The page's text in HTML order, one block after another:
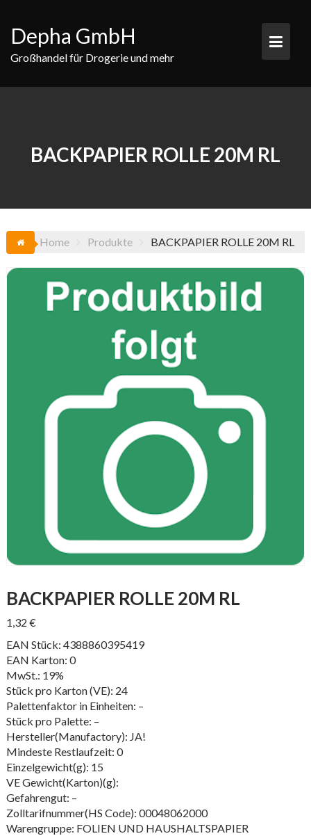
content
Depha GmbH
Großhandel für Drogerie und mehr
BACKPAPIER ROLLE 20M RL
Home Produkte BACKPAPIER ROLLE 20M RL
BACKPAPIER ROLLE 20M RL
1,32 €
EAN Stück: 4388860395419
EAN Karton: 0
MwSt.: 19%
Stück pro Karton (VE): 24
Palettenfaktor in Einheiten: –
Stück pro Palette: –
Hersteller(Manufactory): JA!
Mindeste Restlaufzeit: 0
Einzelgewicht(g): 15
VE Gewicht(Karton)(g):
Gefahrengut: –
Zolltarifnummer(HS Code): 00048062000
Warengruppe: FOLIEN UND HAUSHALTSPAPIER